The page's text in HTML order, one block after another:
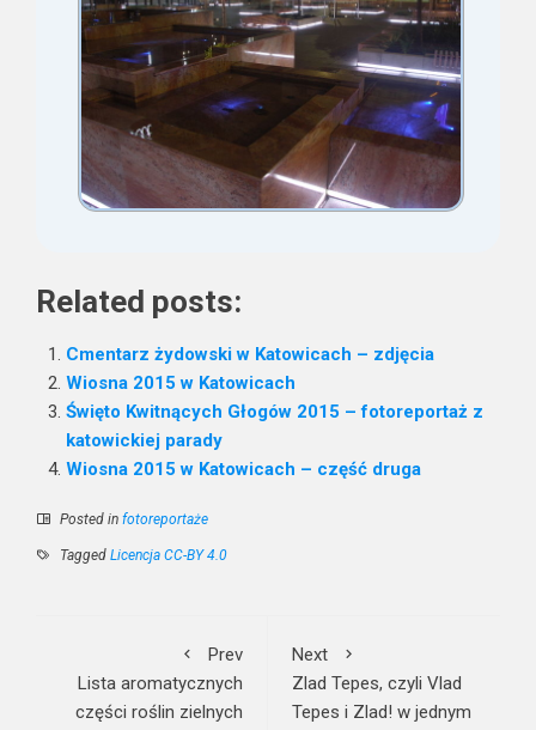
Related posts:
Cmentarz żydowski w Katowicach – zdjęcia
Wiosna 2015 w Katowicach
Święto Kwitnących Głogów 2015 – fotoreportaż z
katowickiej parady
Wiosna 2015 w Katowicach – część druga
Posted in fotoreportaże
Tagged Licencja CC-BY 4.0
Prev
Lista aromatycznych
części roślin zielnych
Next
Zlad Tepes, czyli Vlad
Tepes i Zlad! w jednym